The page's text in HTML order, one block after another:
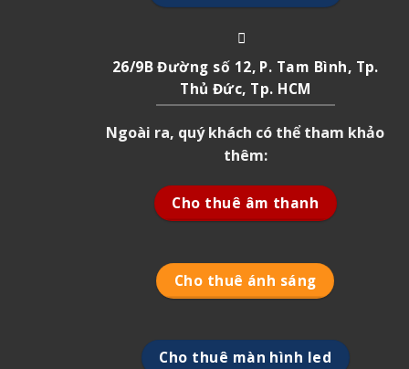
26/9B Đường số 12, P. Tam Bình, Tp.
Thủ Đức, Tp. HCM
Ngoài ra, quý khách có thể tham khảo
thêm:
Cho thuê âm thanh
Cho thuê ánh sáng
Cho thuê màn hình led